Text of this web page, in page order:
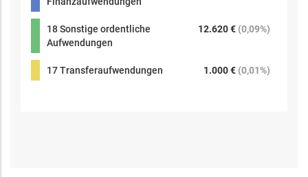
18 Sonstige ordentliche
Aufwendungen
12.620 € (0,09%)
17 Transferaufwendungen 1.000 € (0,01%)